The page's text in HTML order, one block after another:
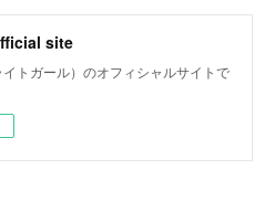
site
トガール）のオフィシャルサイトで